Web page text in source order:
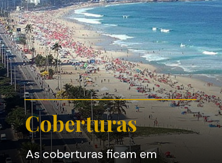
As coberturas ficam em
Coberturas